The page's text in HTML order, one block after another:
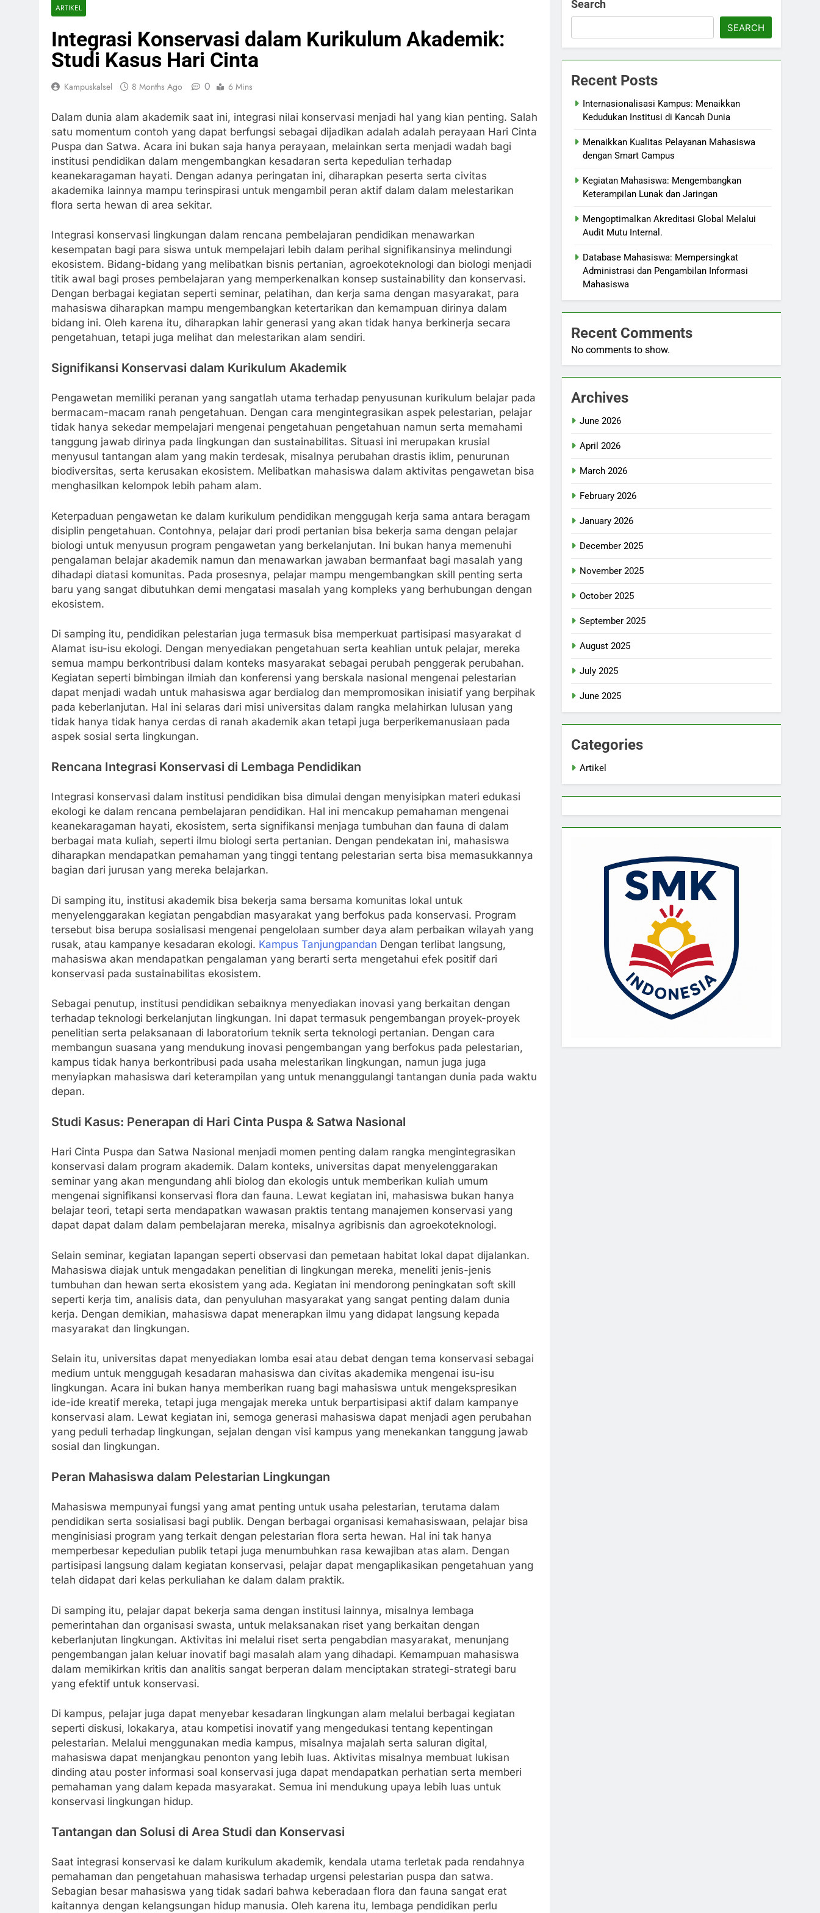
ARTIKEL
Integrasi Konservasi dalam Kurikulum Akademik:
Studi Kasus Hari Cinta
Kampuskalsel 8 Months Ago 0 6 Mins
Dalam dunia alam akademik saat ini, integrasi nilai konservasi menjadi hal yang kian penting. Salah
satu momentum contoh yang dapat berfungsi sebagai dijadikan adalah adalah perayaan Hari Cinta
Puspa dan Satwa. Acara ini bukan saja hanya perayaan, melainkan serta menjadi wadah bagi
institusi pendidikan dalam mengembangkan kesadaran serta kepedulian terhadap
keanekaragaman hayati. Dengan adanya peringatan ini, diharapkan peserta serta civitas
akademika lainnya mampu terinspirasi untuk mengambil peran aktif dalam dalam melestarikan
flora serta hewan di area sekitar.
Integrasi konservasi lingkungan dalam rencana pembelajaran pendidikan menawarkan
kesempatan bagi para siswa untuk mempelajari lebih dalam perihal signifikansinya melindungi
ekosistem. Bidang-bidang yang melibatkan bisnis pertanian, agroekoteknologi dan biologi menjadi
titik awal bagi proses pembelajaran yang memperkenalkan konsep sustainability dan konservasi.
Dengan berbagai kegiatan seperti seminar, pelatihan, dan kerja sama dengan masyarakat, para
mahasiswa diharapkan mampu mengembangkan ketertarikan dan kemampuan dirinya dalam
bidang ini. Oleh karena itu, diharapkan lahir generasi yang akan tidak hanya berkinerja secara
pengetahuan, tetapi juga melihat dan melestarikan alam sendiri.
Signifikansi Konservasi dalam Kurikulum Akademik
Pengawetan memiliki peranan yang sangatlah utama terhadap penyusunan kurikulum belajar pada
bermacam-macam ranah pengetahuan. Dengan cara mengintegrasikan aspek pelestarian, pelajar
tidak hanya sekedar mempelajari mengenai pengetahuan pengetahuan namun serta memahami
tanggung jawab dirinya pada lingkungan dan sustainabilitas. Situasi ini merupakan krusial
menyusul tantangan alam yang makin terdesak, misalnya perubahan drastis iklim, penurunan
biodiversitas, serta kerusakan ekosistem. Melibatkan mahasiswa dalam aktivitas pengawetan bisa
menghasilkan kelompok lebih paham alam.
Keterpaduan pengawetan ke dalam kurikulum pendidikan menggugah kerja sama antara beragam
disiplin pengetahuan. Contohnya, pelajar dari prodi pertanian bisa bekerja sama dengan pelajar
biologi untuk menyusun program pengawetan yang berkelanjutan. Ini bukan hanya memenuhi
pengalaman belajar akademik namun dan menawarkan jawaban bermanfaat bagi masalah yang
dihadapi diatasi komunitas. Pada prosesnya, pelajar mampu mengembangkan skill penting serta
baru yang sangat dibutuhkan demi mengatasi masalah yang kompleks yang berhubungan dengan
ekosistem.
Di samping itu, pendidikan pelestarian juga termasuk bisa memperkuat partisipasi masyarakat d
Alamat isu-isu ekologi. Dengan menyediakan pengetahuan serta keahlian untuk pelajar, mereka
semua mampu berkontribusi dalam konteks masyarakat sebagai perubah penggerak perubahan.
Kegiatan seperti bimbingan ilmiah dan konferensi yang berskala nasional mengenai pelestarian
dapat menjadi wadah untuk mahasiswa agar berdialog dan mempromosikan inisiatif yang berpihak
pada keberlanjutan. Hal ini selaras dari misi universitas dalam rangka melahirkan lulusan yang
tidak hanya tidak hanya cerdas di ranah akademik akan tetapi juga berperikemanusiaan pada
aspek sosial serta lingkungan.
Rencana Integrasi Konservasi di Lembaga Pendidikan
Integrasi konservasi dalam institusi pendidikan bisa dimulai dengan menyisipkan materi edukasi
ekologi ke dalam rencana pembelajaran pendidikan. Hal ini mencakup pemahaman mengenai
keanekaragaman hayati, ekosistem, serta signifikansi menjaga tumbuhan dan fauna di dalam
berbagai mata kuliah, seperti ilmu biologi serta pertanian. Dengan pendekatan ini, mahasiswa
diharapkan mendapatkan pemahaman yang tinggi tentang pelestarian serta bisa memasukkannya
bagian dari jurusan yang mereka belajarkan.
Di samping itu, institusi akademik bisa bekerja sama bersama komunitas lokal untuk
menyelenggarakan kegiatan pengabdian masyarakat yang berfokus pada konservasi. Program
tersebut bisa berupa sosialisasi mengenai pengelolaan sumber daya alam perbaikan wilayah yang
rusak, atau kampanye kesadaran ekologi. Kampus Tanjungpandan Dengan terlibat langsung,
mahasiswa akan mendapatkan pengalaman yang berarti serta mengetahui efek positif dari
konservasi pada sustainabilitas ekosistem.
Sebagai penutup, institusi pendidikan sebaiknya menyediakan inovasi yang berkaitan dengan
terhadap teknologi berkelanjutan lingkungan. Ini dapat termasuk pengembangan proyek-proyek
penelitian serta pelaksanaan di laboratorium teknik serta teknologi pertanian. Dengan cara
membangun suasana yang mendukung inovasi pengembangan yang berfokus pada pelestarian,
kampus tidak hanya berkontribusi pada usaha melestarikan lingkungan, namun juga juga
menyiapkan mahasiswa dari keterampilan yang untuk menanggulangi tantangan dunia pada waktu
depan.
Studi Kasus: Penerapan di Hari Cinta Puspa & Satwa Nasional
Hari Cinta Puspa dan Satwa Nasional menjadi momen penting dalam rangka mengintegrasikan
konservasi dalam program akademik. Dalam konteks, universitas dapat menyelenggarakan
seminar yang akan mengundang ahli biolog dan ekologis untuk memberikan kuliah umum
mengenai signifikansi konservasi flora dan fauna. Lewat kegiatan ini, mahasiswa bukan hanya
belajar teori, tetapi serta mendapatkan wawasan praktis tentang manajemen konservasi yang
dapat dapat dalam dalam pembelajaran mereka, misalnya agribisnis dan agroekoteknologi.
Selain seminar, kegiatan lapangan seperti observasi dan pemetaan habitat lokal dapat dijalankan.
Mahasiswa diajak untuk mengadakan penelitian di lingkungan mereka, meneliti jenis-jenis
tumbuhan dan hewan serta ekosistem yang ada. Kegiatan ini mendorong peningkatan soft skill
seperti kerja tim, analisis data, dan penyuluhan masyarakat yang sangat penting dalam dunia
kerja. Dengan demikian, mahasiswa dapat menerapkan ilmu yang didapat langsung kepada
masyarakat dan lingkungan.
Selain itu, universitas dapat menyediakan lomba esai atau debat dengan tema konservasi sebagai
medium untuk menggugah kesadaran mahasiswa dan civitas akademika mengenai isu-isu
lingkungan. Acara ini bukan hanya memberikan ruang bagi mahasiswa untuk mengekspresikan
ide-ide kreatif mereka, tetapi juga mengajak mereka untuk berpartisipasi aktif dalam kampanye
konservasi alam. Lewat kegiatan ini, semoga generasi mahasiswa dapat menjadi agen perubahan
yang peduli terhadap lingkungan, sejalan dengan visi kampus yang menekankan tanggung jawab
sosial dan lingkungan.
Peran Mahasiswa dalam Pelestarian Lingkungan
Mahasiswa mempunyai fungsi yang amat penting untuk usaha pelestarian, terutama dalam
pendidikan serta sosialisasi bagi publik. Dengan berbagai organisasi kemahasiswaan, pelajar bisa
menginisiasi program yang terkait dengan pelestarian flora serta hewan. Hal ini tak hanya
memperbesar kepedulian publik tetapi juga menumbuhkan rasa kewajiban atas alam. Dengan
partisipasi langsung dalam kegiatan konservasi, pelajar dapat mengaplikasikan pengetahuan yang
telah didapat dari kelas perkuliahan ke dalam dalam praktik.
Di samping itu, pelajar dapat bekerja sama dengan institusi lainnya, misalnya lembaga
pemerintahan dan organisasi swasta, untuk melaksanakan riset yang berkaitan dengan
keberlanjutan lingkungan. Aktivitas ini melalui riset serta pengabdian masyarakat, menunjang
pengembangan jalan keluar inovatif bagi masalah alam yang dihadapi. Kemampuan mahasiswa
dalam memikirkan kritis dan analitis sangat berperan dalam menciptakan strategi-strategi baru
yang efektif untuk konservasi.
Di kampus, pelajar juga dapat menyebar kesadaran lingkungan alam melalui berbagai kegiatan
seperti diskusi, lokakarya, atau kompetisi inovatif yang mengedukasi tentang kepentingan
pelestarian. Melalui menggunakan media kampus, misalnya majalah serta saluran digital,
mahasiswa dapat menjangkau penonton yang lebih luas. Aktivitas misalnya membuat lukisan
dinding atau poster informasi soal konservasi juga dapat mendapatkan perhatian serta memberi
pemahaman yang dalam kepada masyarakat. Semua ini mendukung upaya lebih luas untuk
konservasi lingkungan hidup.
Tantangan dan Solusi di Area Studi dan Konservasi
Saat integrasi konservasi ke dalam kurikulum akademik, kendala utama terletak pada rendahnya
pemahaman dan pengetahuan mahasiswa terhadap urgensi pelestarian puspa dan satwa.
Sebagian besar mahasiswa yang tidak sadari bahwa keberadaan flora dan fauna sangat erat
kaitannya dengan kelangsungan hidup manusia. Oleh karena itu, lembaga pendidikan perlu
Search
SEARCH
Recent Posts
Internasionalisasi Kampus: Menaikkan
Kedudukan Institusi di Kancah Dunia
Menaikkan Kualitas Pelayanan Mahasiswa
dengan Smart Campus
Kegiatan Mahasiswa: Mengembangkan
Keterampilan Lunak dan Jaringan
Mengoptimalkan Akreditasi Global Melalui
Audit Mutu Internal.
Database Mahasiswa: Mempersingkat
Administrasi dan Pengambilan Informasi
Mahasiswa
Recent Comments
No comments to show.
Archives
June 2026
April 2026
March 2026
February 2026
January 2026
December 2025
November 2025
October 2025
September 2025
August 2025
July 2025
June 2025
Categories
Artikel